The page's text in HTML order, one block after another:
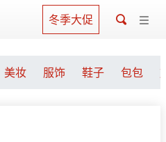
冬季大促
美妆 服饰 鞋子 包包